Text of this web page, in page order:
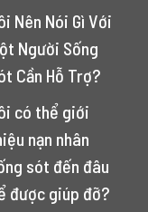
Nên Nói Gì Với
Người Sống
Cần Hỗ Trợ?
có thể giới
nạn nhân
sót đến đâu
được giúp đỡ?